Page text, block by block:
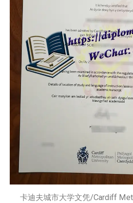
卡迪夫城市大学文凭/Cardiff